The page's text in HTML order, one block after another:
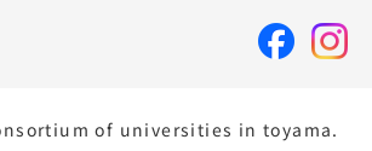
of universities in toyama.